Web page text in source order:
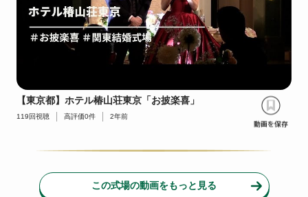
【東京都】ホテル椿山荘東京「お披楽喜」
119 回視聴 高評価0件 2年前
この式場の動画をもっと見る